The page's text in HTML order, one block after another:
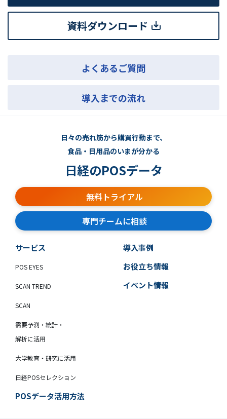
資料ダウンロード
よくあるご質問
導入までの流れ
日々の売れ筋から購買行動まで、
食品・日用品のいまが分かる
日経のPOSデータ
無料トライアル
専門チームに相談
サービス
POS EYES
SCAN TREND
SCAN
需要予測・統計・
解析に活用
大学教育・研究に活用
日経POSセレクション
POSデータ活用方法
導入事例
お役立ち情報
イベント情報